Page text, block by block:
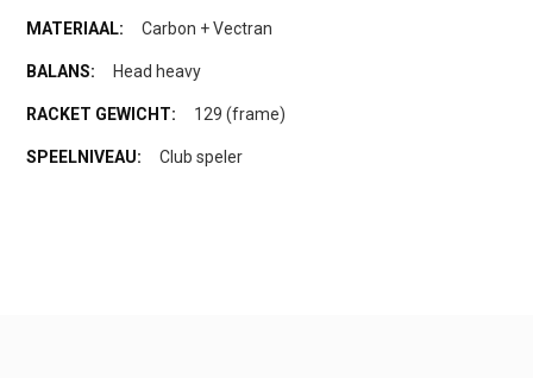
Carbon + Vectran
Head heavy
129 (frame)
Club speler